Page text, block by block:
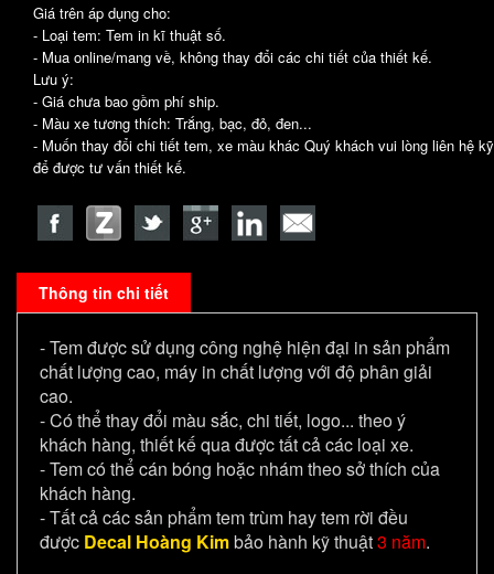
Giá trên áp dụng cho:
- Loại tem: Tem in kĩ thuật số.
- Mua online/mang về, không thay đổi các chi tiết của thiết kế.
Lưu ý:
- Giá chưa bao gồm phí ship.
- Màu xe tương thích: Trắng, bạc, đỏ, đen...
- Muốn thay đổi chi tiết tem, xe màu khác Quý khách vui lòng liên hệ
để được tư vấn thiết kế.
Thông tin chi tiết
- Tem được sử dụng công nghệ hiện đại in sản phẩm
chất lượng cao, máy in chất lượng với độ phân giải
cao.
- Có thể thay đổi màu sắc, chi tiết, logo... theo ý
khách hàng, thiết kế qua được tất cả các loại xe.
- Tem có thể cán bóng hoặc nhám theo sở thích của
khách hàng.
- Tất cả các sản phẩm tem trùm hay tem rời đều
được Decal Hoàng Kimbảo hành kỹ thuật3 năm.